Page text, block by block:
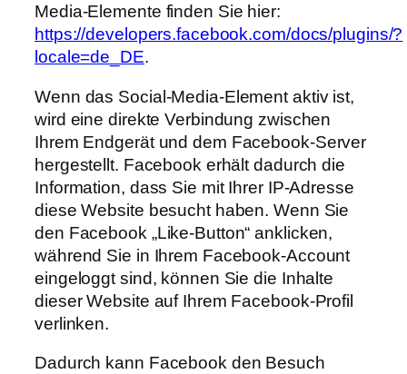
Media-Elemente finden Sie hier:
https://developers.facebook.com/docs/plugins/?
locale=de_DE.
Wenn das Social-Media-Element aktiv ist,
wird eine direkte Verbindung zwischen
Ihrem Endgerät und dem Facebook-Server
hergestellt. Facebook erhält dadurch die
Information, dass Sie mit Ihrer IP-Adresse
diese Website besucht haben. Wenn Sie
den Facebook „Like-Button“ anklicken,
während Sie in Ihrem Facebook-Account
eingeloggt sind, können Sie die Inhalte
dieser Website auf Ihrem Facebook-Profil
verlinken.
Dadurch kann Facebook den Besuch